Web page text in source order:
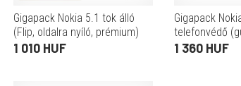
Gigapack Nokia 5.1 tok álló
(Flip, oldalra nyíló, prémium)
fekete
1 010 HUF
Gigapack
telefonvédő
fekete)
1 360 HUF